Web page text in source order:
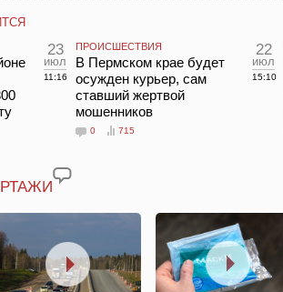
23
июл
11:16
ПРОИСШЕСТВИЯ
В Пермском крае будет
осужден курьер, сам
ставший жертвой
мошенников
0 715
22
июл
15:10